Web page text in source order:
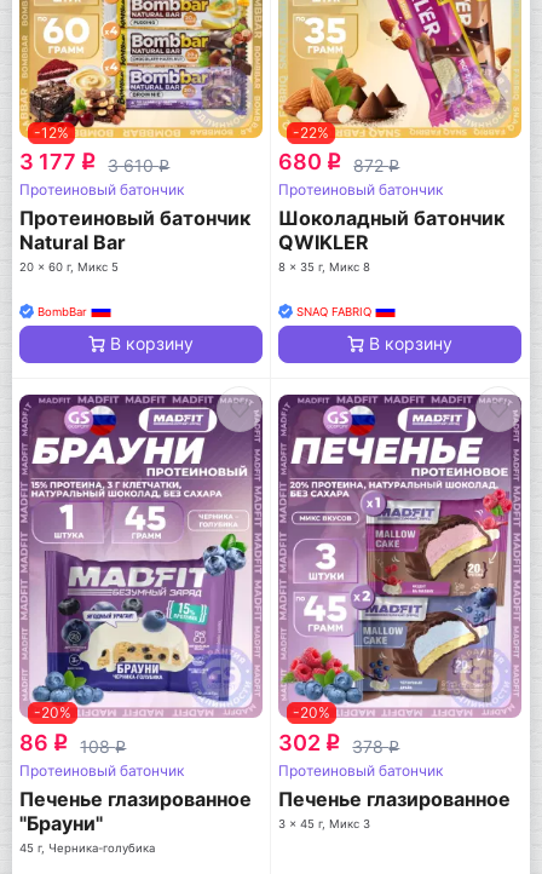
-12%
3 177 q 3 610q
Протеиновый батончик
Протеиновый батончик
Natural Bar
20 x 60 г, Микс 5
BombBar
В корзину
-22%
680 q 872q
Протеиновый батончик
Шоколадный батончик
QWIKLER
8 x 35 г, Микс 8
SNAQ FABRIQ
В корзину
-20%
86 q 108q
Протеиновый батончик
Печенье глазированное
"Брауни"
45 г, Черника-голубика
-20%
302 q 378q
Протеиновый батончик
Печенье глазированное
3 x 45 г, Микс 3